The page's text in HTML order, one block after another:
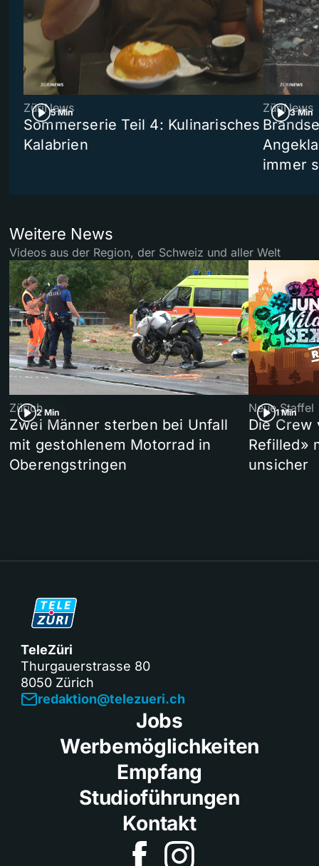
5 Min
ZüriNews
Sommerserie Teil 4: Kulinarisches
Kalabrien
3 Min
ZüriNews
immer
Weitere News
Videos aus der Region, der Schweiz und aller Welt
2 Min
Zürich
Zwei Männer sterben bei Unfall
mit gestohlenem Motorrad in
Oberengstringen
1 Min
Neue Staffel
Die Crew
Refilled»
unsicher
TeleZüri
Thurgauerstrasse 80
8050 Zürich
redaktion@telezueri.ch
Jobs
Werbemöglichkeiten
Empfang
Studioführungen
Kontakt